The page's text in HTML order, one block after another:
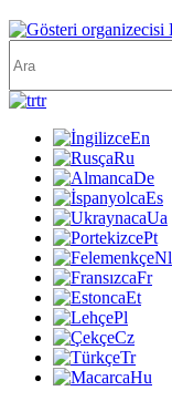
tr
En
Ru
De
Es
Ua
Pt
Nl
Fr
Et
Pl
Cz
Tr
Hu